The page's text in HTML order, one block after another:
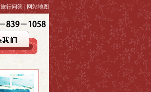
旅行问答 | 网站地图